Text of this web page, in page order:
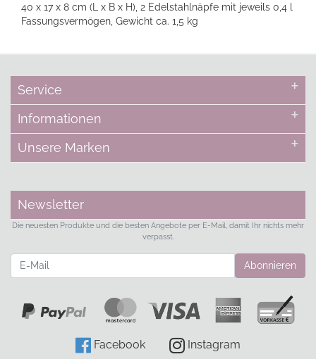
40 x 17 x 8 cm (L x B x H), 2 Edelstahlnäpfe mit jeweils 0,4 l
Fassungsvermögen, Gewicht ca. 1,5 kg
Service
Informationen
Unsere Marken
Newsletter
Die neuesten Produkte und die besten Angebote per E-Mail, damit Ihr nichts mehr
verpasst.
Abonnieren
Facebook Instagram